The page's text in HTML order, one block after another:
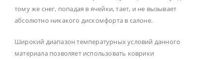
тому же снег, попадая в ячейки, тает, и не вызывает
абсолютно никакого дискомфорта в салоне.
Широкий диапазон температурных условий данного
материала позволяет использовать коврики